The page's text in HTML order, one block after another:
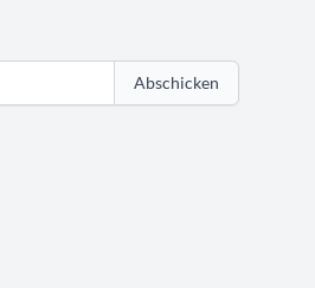
Abschicken